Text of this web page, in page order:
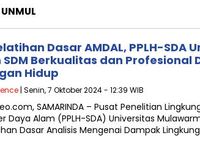
Dasar AMDAL, PPLH-SDA
Berkualitas dan Profesional
Hidup
| Senin, 7 Oktober 2024 - 12:39 WIB
SAMARINDA – Pusat Penelitian
Daya Alam (PPLH-SDA) Universitas
Dasar Analisis Mengenai Dampak